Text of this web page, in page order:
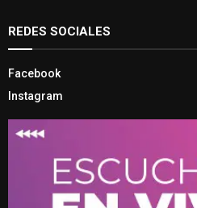
REDES SOCIALES
Facebook
Instagram